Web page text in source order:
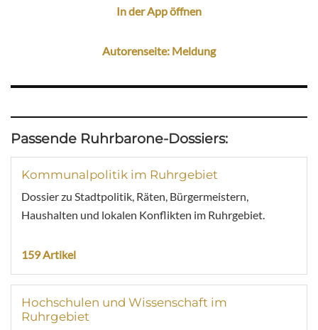
In der App öffnen
Autorenseite: Meldung
Passende Ruhrbarone-Dossiers:
Kommunalpolitik im Ruhrgebiet
Dossier zu Stadtpolitik, Räten, Bürgermeistern,
Haushalten und lokalen Konflikten im Ruhrgebiet.
159 Artikel
Hochschulen und Wissenschaft im
Ruhrgebiet